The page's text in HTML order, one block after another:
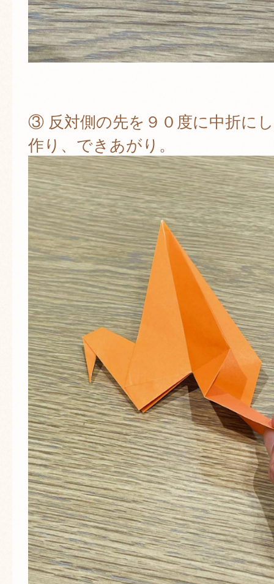
③ 反対側の先を９０度に中折に
作り、できあがり。